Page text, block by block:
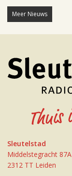
Meer Nieuws
Sleutelstad
Middelstegracht 87A
2312 TT Leiden